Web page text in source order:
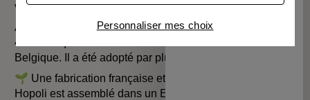
vous facilite la vie !
Aujourd’hui, l’enfile-couette Hopoli est disponible dans
400 boutiques en France et s’est également implanté en
Belgique. Il a été adopté par plus de 150 000 utilisateurs.
🌱 Une fabrication française et engagée ! L’enfile-couette
Hopoli est assemblé dans un ESAT à Tours
Personnaliser mes choix